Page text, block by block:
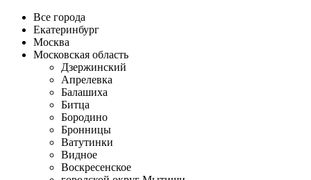
Все города
Екатеринбург
Москва
Московская область
Дзержинский
Апрелевка
Балашиха
Битца
Бородино
Бронницы
Ватутинки
Видное
Воскресенское